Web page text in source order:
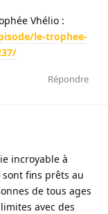
Vhélio :
le-trophee-
Répondre
incroyable à
sont fins prêts au
de tous ages
avec des